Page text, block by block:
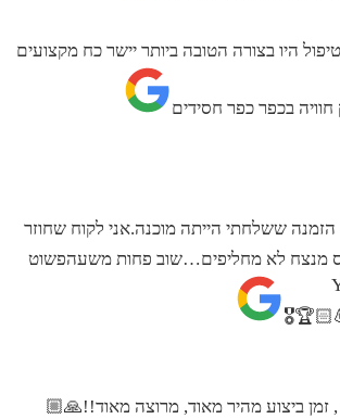
היו בצורה הטובה ביותר יישר כח מקצועים
בכפר כפר חסידים
ששלחתי הייתה מוכנה.אני לקוח שחוזר
מנצח לא מחליפים…שוב פחות משעהפשוט
זמן ביצוע מהיר מאוד, מרוצה מאוד!!🙏🏼